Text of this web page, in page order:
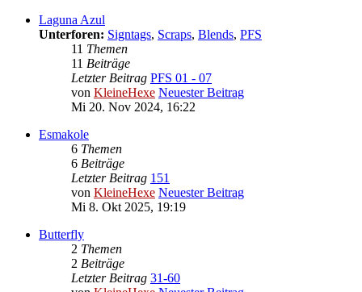
Laguna Azul
Unterforen: Signtags, Scraps, Blends, PFS
11 Themen
11 Beiträge
Letzter Beitrag PFS 01 - 07
von KleineHexe Neuester Beitrag
Mi 20. Nov 2024, 16:22
Esmakole
6 Themen
6 Beiträge
Letzter Beitrag 151
von KleineHexe Neuester Beitrag
Mi 8. Okt 2025, 19:19
Butterfly
2 Themen
2 Beiträge
Letzter Beitrag 31-60